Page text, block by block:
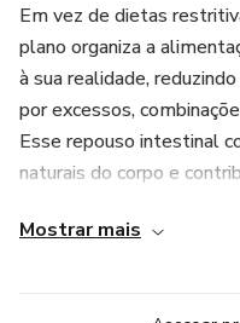
Em vez de dietas
plano organiza a
à sua realidade,
por excessos,
Esse repouso intestinal
naturais do corpo e
medida, pensadas para
Mostrar mais